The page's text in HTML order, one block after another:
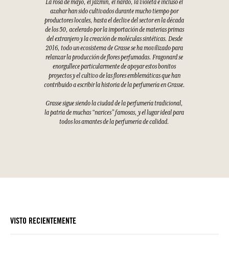
La rosa de mayo, el jazmín, el nardo, la violeta e incluso el
azahar han sido cultivados durante mucho tiempo por
productores locales, hasta el declive del sector en la década
de los 50, acelerado por la importación de materias primas
del extranjero y la creación de moléculas sintéticas. Desde
2016, todo un ecosistema de Grasse se ha movilizado para
relanzar la producción de flores perfumadas. Fragonard se
enorgullece particularmente de apoyar estos bonitos
proyectos y el cultivo de las flores emblemáticas que han
contribuido a escribir la historia de la perfumería en Grasse.
Grasse sigue siendo la ciudad de la perfumería tradicional,
la patria de muchas “narices” famosas, y el lugar ideal para
todos los amantes de la perfumería de calidad.
VISTO RECIENTEMENTE